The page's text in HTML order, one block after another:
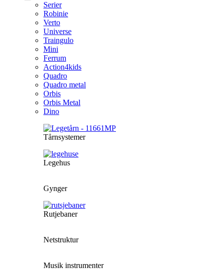
Serier
Robinie
Verto
Universe
Traingulo
Mini
Ferrum
Action4kids
Quadro
Quadro metal
Orbis
Orbis Metal
Dino
Tårnsystemer
Legehus
Gynger
Rutjebaner
Netstruktur
Musik instrumenter